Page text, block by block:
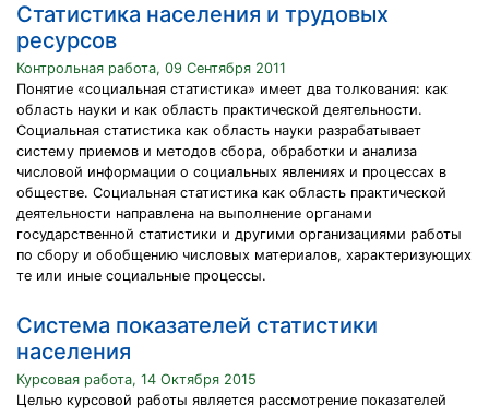
Статистика населения и трудовых
ресурсов
Контрольная работа, 09 Сентября 2011
Понятие «социальная статистика» имеет два толкования: как
область науки и как область практической деятельности.
Социальная статистика как область науки разрабатывает
систему приемов и методов сбора, обработки и анализа
числовой информации о социальных явлениях и процессах в
обществе. Социальная статистика как область практической
деятельности направлена на выполнение органами
государственной статистики и другими организациями работы
по сбору и обобщению числовых материалов, характеризующих
те или иные социальные процессы.
Система показателей статистики
населения
Курсовая работа, 14 Октября 2015
Целью курсовой работы является рассмотрение показателей